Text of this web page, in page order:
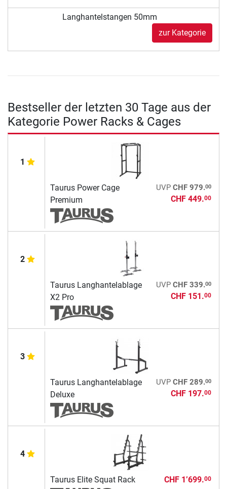
Langhantelstangen 50mm
zur Kategorie
Bestseller der letzten 30 Tage aus der
Kategorie Power Racks & Cages
1
Taurus Power Cage
Premium
UVP CHF 979.00
CHF 449.00
2
Taurus Langhantelablage
X2 Pro
UVP CHF 339.00
CHF 151.00
3
Taurus Langhantelablage
Deluxe
UVP CHF 289.00
CHF 197.00
4
Taurus Elite Squat Rack CHF 1’699.00